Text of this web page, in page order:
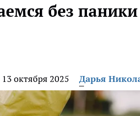
без паники
13 октября 2025 Дарья